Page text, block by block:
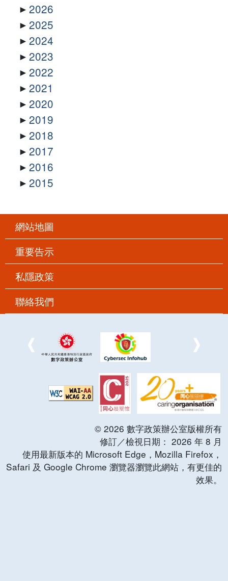
2026
2025
2024
2023
2022
2021
2020
2019
2018
2017
2016
2015
網站地圖
重要告示
私隱政策
聯絡我們
© 2026 數字政策辦公室版權所有
修訂／檢視日期： 2026 年 8 月
使用最新版本的 Microsoft Edge，Mozilla Firefox，
Safari 及 Google Chrome 瀏覽器瀏覽此網站，有更佳的
效果。